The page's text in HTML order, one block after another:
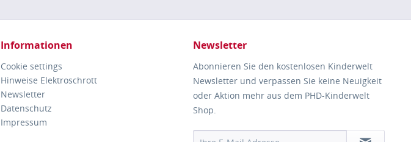
Informationen
Cookie settings
Hinweise Elektroschrott
Newsletter
Datenschutz
Impressum
Newsletter
Abonnieren Sie den kostenlosen Kinderwelt
Newsletter und verpassen Sie keine Neuigkeit
oder Aktion mehr aus dem PHD-Kinderwelt
Shop.